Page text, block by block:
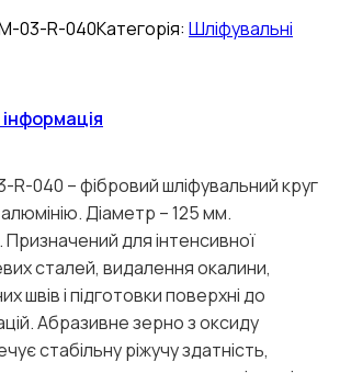
03-R-040Категорія: Шліфувальні
R-040 – фібровий шліфувальний круг
Діаметр – 125 мм.
Призначений для інтенсивної
сталей, видалення окалини,
швів і підготовки поверхні до
Абразивне зерно з оксиду
стабільну ріжучу здатність,